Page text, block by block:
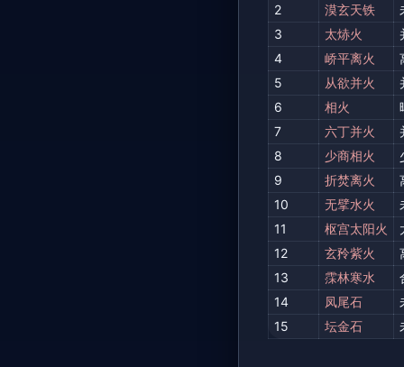
2
漠玄天铁
3
太焃火
4
峤平离火
5
从欲并火
6
相火
7
六丁并火
8
少商相火
9
折焚离火
10
无擘水火
11
枢宫太阳火
12
玄矝紫火
13
霂林寒水
14
凤尾石
15
坛金石